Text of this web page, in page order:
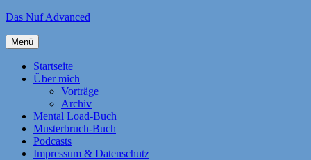
Zum
springen
Das Nuf Advanced
Menü
Startseite
Über mich
Vorträge
Archiv
Mental Load-Buch
Musterbruch-Buch
Podcasts
Impressum & Datenschutz